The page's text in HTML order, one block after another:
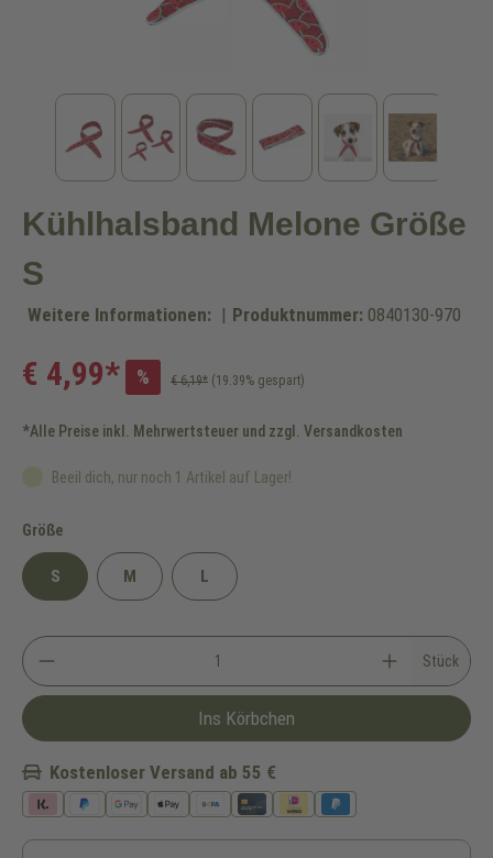
Kühlhalsband Melone Größe
S
Weitere Informationen: | Produktnummer: 0840130-970
€ 4,99* % € 6,19* (19.39% gespart)
*Alle Preise inkl. Mehrwertsteuer und zzgl. Versandkosten
Beeil dich, nur noch 1 Artikel auf Lager!
Größeauswählen
S M L
Stück
Ins Körbchen
Kostenloser Versand ab 55 €